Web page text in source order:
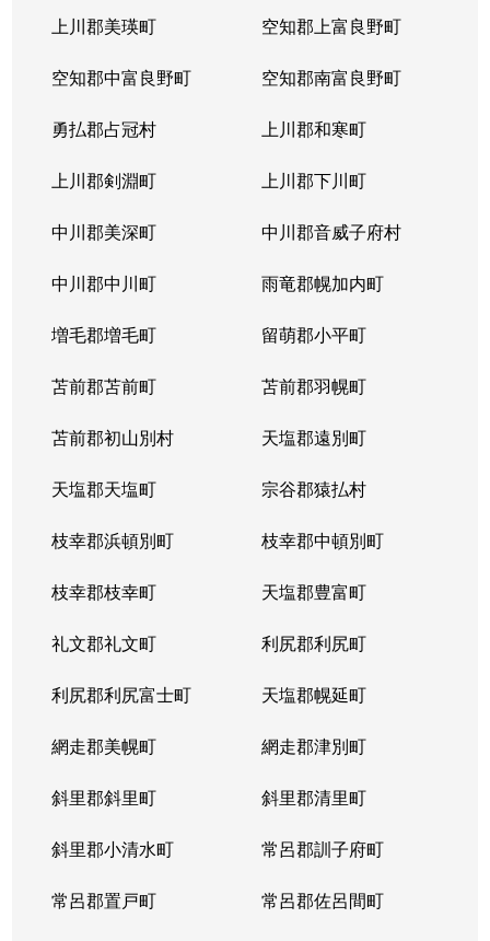
上川郡美瑛町 空知郡上富良野町
空知郡中富良野町 空知郡南富良野町
勇払郡占冠村 上川郡和寒町
上川郡剣淵町 上川郡下川町
中川郡美深町 中川郡音威子府村
中川郡中川町 雨竜郡幌加内町
増毛郡増毛町 留萌郡小平町
苫前郡苫前町 苫前郡羽幌町
苫前郡初山別村 天塩郡遠別町
天塩郡天塩町 宗谷郡猿払村
枝幸郡浜頓別町 枝幸郡中頓別町
枝幸郡枝幸町 天塩郡豊富町
礼文郡礼文町 利尻郡利尻町
利尻郡利尻富士町 天塩郡幌延町
網走郡美幌町 網走郡津別町
斜里郡斜里町 斜里郡清里町
斜里郡小清水町 常呂郡訓子府町
常呂郡置戸町 常呂郡佐呂間町